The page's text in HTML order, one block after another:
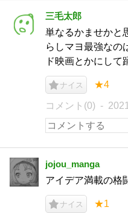
三毛太郎
単なるかませかと
らしマヨ最強なの
ド映画とかにして
ナイス ★4
コメント(0)
jojou_manga
アイデア満載の格
ナイス ★1